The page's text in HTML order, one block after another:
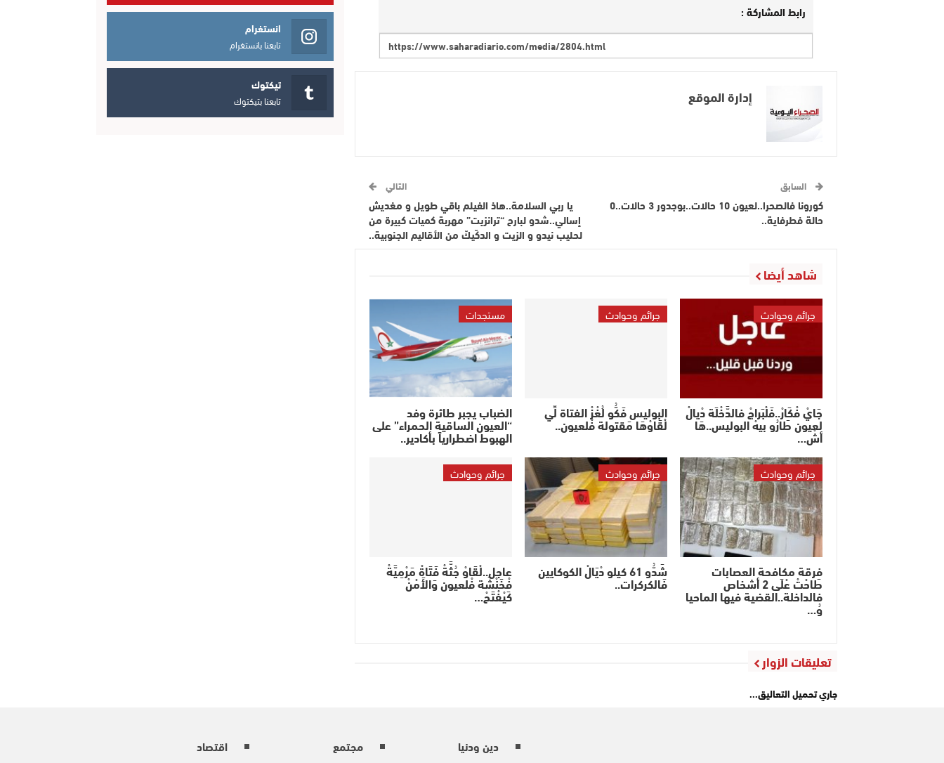
رابط المشاركة :
إدارة الموقع
السابق
كورونا فالصحرا..لعيون 10 حالات..بوجدور 3 حالات..0
حالة فطرفاية..
التالي
يا ربي السلامة..هاذ الفيلم باقي طويل و مغديش
إسالي..شدو لبارح “ترانزيت” مهربة كميات كبيرة من
لحليب نيدو و الزيت و الدكّيكّ من الأقاليم الجنوبية..
شاهد أيضا
جرائم وحوادث
جَايْ فْكَارْ..فَلْبَراجْ فالدَّخْلَة دْيالْ
لعيون طَارُو بيهْ البوليس..هَا
أشْ…
جرائم وحوادث
البوليس فَكُّو لُغْزْ الفتاة لِّي
لْقَاوْهَا مَقتولة فْلعيون..
مستجدات
الضباب يجبر طائرة وفد
“العيون الساقية الحمراء” على
الهبوط اضطرارياً بأكادير..
جرائم وحوادث
فرقة مكافحة العصابات
طَاحْتْ عْلَى 2 أشخاص
فالداخلة..القضية فيها الماحيا
وُ…
جرائم وحوادث
شَدُّو 61 كيلو دْيَالْ الكوكايين
فَالكركرات..
جرائم وحوادث
عاجل..لْقَاوْ جُثَّةْ فَتَاةْ مَرْمِيَّةْ
فْخَنْشَة فْلعيون وَالأَمْنْ
كَيْفْتَحْ…
تعليقات الزوار
جاري تحميل التعاليق...
انستغرام
تابعنا بانستغرام
تيكتوك
تابعنا بتيكتوك
دين ودنيا
مجتمع
اقتصاد